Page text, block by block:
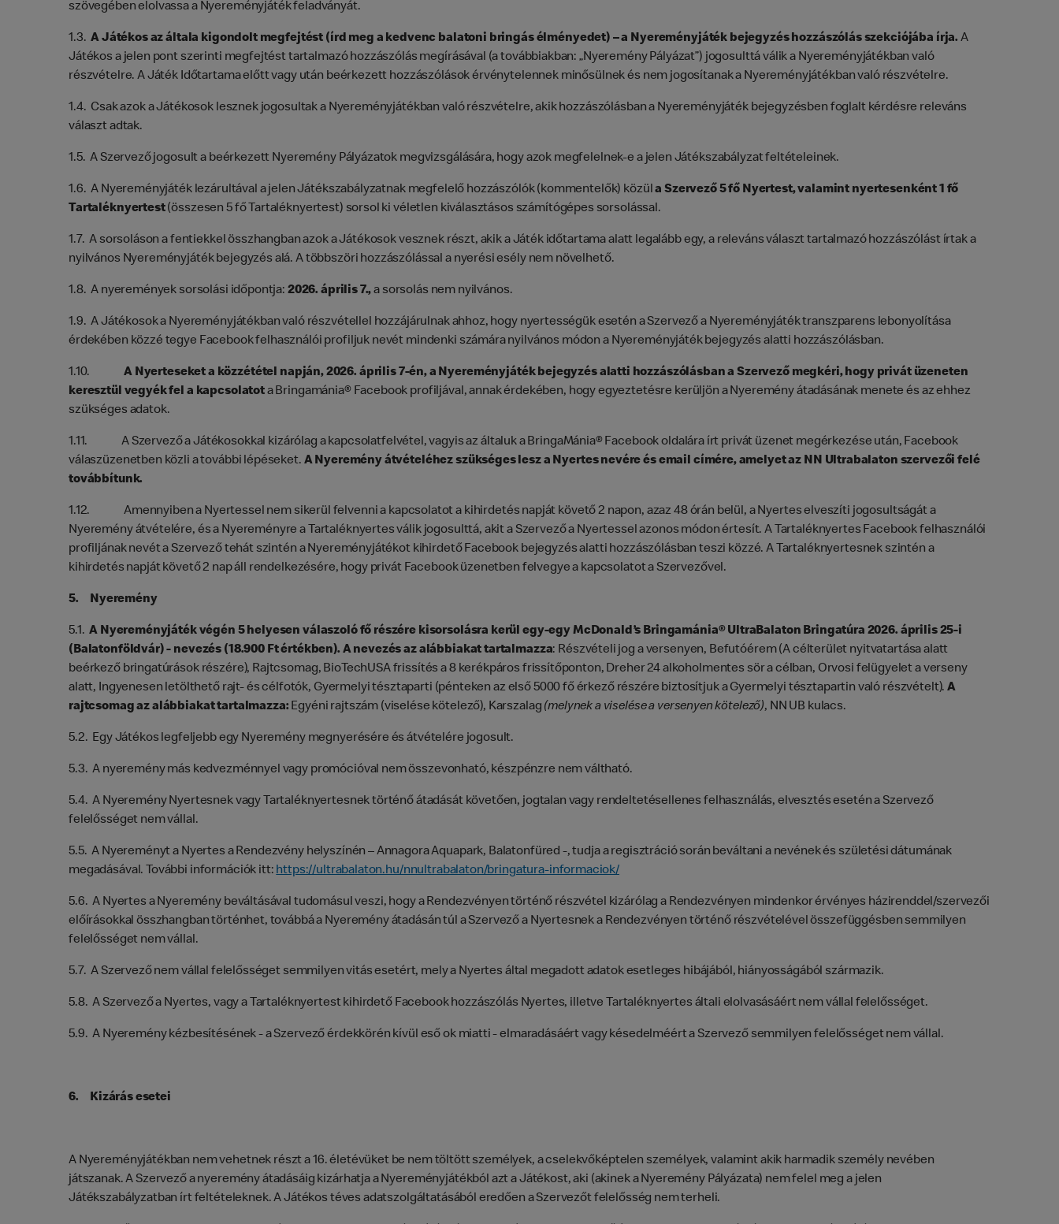
szövegében elolvassa a Nyereményjáték feladványát.
1.3.A Játékos az általa kigondolt megfejtést (írd meg a kedvenc balatoni bringás élményedet) – a Nyereményjáték bejegyzés hozzászólás szekciójába írja. A
Játékos a jelen pont szerinti megfejtést tartalmazó hozzászólás megírásával (a továbbiakban: „Nyeremény Pályázat”) jogosulttá válik a Nyereményjátékban való
részvételre. A Játék Időtartama előtt vagy után beérkezett hozzászólások érvénytelennek minősülnek és nem jogosítanak a Nyereményjátékban való részvételre.
1.4. Csak azok a Játékosok lesznek jogosultak a Nyereményjátékban való részvételre, akik hozzászólásban a Nyereményjáték bejegyzésben foglalt kérdésre releváns
választ adtak.
1.5. A Szervező jogosult a beérkezett Nyeremény Pályázatok megvizsgálására, hogy azok megfelelnek-e a jelen Játékszabályzat feltételeinek.
1.6. A Nyereményjáték lezárultával a jelen Játékszabályzatnak megfelelő hozzászólók (kommentelők) közüla Szervező 5 fő Nyertest, valamint nyertesenként 1 fő
Tartaléknyertest(összesen 5 fő Tartaléknyertest) sorsol ki véletlen kiválasztásos számítógépes sorsolással.
1.7. A sorsoláson a fentiekkel összhangban azok a Játékosok vesznek részt, akik a Játék időtartama alatt legalább egy, a releváns választ tartalmazó hozzászólást írtak a
nyilvános Nyereményjáték bejegyzés alá. A többszöri hozzászólással a nyerési esély nem növelhető.
1.8. A nyeremények sorsolási időpontja: 2026. április 7.,a sorsolás nem nyilvános.
1.9. A Játékosok a Nyereményjátékban való részvétellel hozzájárulnak ahhoz, hogy nyertességük esetén a Szervező a Nyereményjáték transzparens lebonyolítása
érdekében közzé tegye Facebook felhasználói profiljuk nevét mindenki számára nyilvános módon a Nyereményjáték bejegyzés alatti hozzászólásban.
1.10. A Nyerteseket a közzététel napján, 2026. április 7-én, a Nyereményjáték bejegyzés alatti hozzászólásban a Szervező megkéri, hogy privát üzeneten
keresztül vegyék fel a kapcsolatota Bringamánia® Facebook profiljával, annak érdekében, hogy egyeztetésre kerüljön a Nyeremény átadásának menete és az ehhez
szükséges adatok.
1.11. A Szervező a Játékosokkal kizárólag a kapcsolatfelvétel, vagyis az általuk a BringaMánia® Facebook oldalára írt privát üzenet megérkezése után, Facebook
válaszüzenetben közli a további lépéseket. A Nyeremény átvételéhez szükséges lesz a Nyertes nevére és email címére, amelyet az NN Ultrabalaton szervezői felé
továbbítunk.
1.12. Amennyiben a Nyertessel nem sikerül felvenni a kapcsolatot a kihirdetés napját követő 2 napon, azaz 48 órán belül, a Nyertes elveszíti jogosultságát a
Nyeremény átvételére, és a Nyereményre a Tartaléknyertes válik jogosulttá, akit a Szervező a Nyertessel azonos módon értesít. A Tartaléknyertes Facebook felhasználói
profiljának nevét a Szervező tehát szintén a Nyereményjátékot kihirdető Facebook bejegyzés alatti hozzászólásban teszi közzé. A Tartaléknyertesnek szintén a
kihirdetés napját követő 2 nap áll rendelkezésére, hogy privát Facebook üzenetben felvegye a kapcsolatot a Szervezővel.
5. Nyeremény
5.1.A Nyereményjáték végén 5 helyesen válaszoló fő részére kisorsolásra kerül egy-egy McDonald’s Bringamánia® UltraBalaton Bringatúra 2026. április 25-i
(Balatonföldvár) - nevezés (18.900 Ft értékben). A nevezés az alábbiakat tartalmazza: Részvételi jog a versenyen, Befutóérem (A célterület nyitvatartása alatt
beérkező bringatúrások részére), Rajtcsomag, BioTechUSA frissítés a 8 kerékpáros frissítőponton, Dreher 24 alkoholmentes sör a célban, Orvosi felügyelet a verseny
alatt, Ingyenesen letölthető rajt- és célfotók, Gyermelyi tésztaparti (pénteken az első 5000 fő érkező részére biztosítjuk a Gyermelyi tésztapartin való részvételt).A
rajtcsomag az alábbiakat tartalmazza: Egyéni rajtszám (viselése kötelező), Karszalag (melynek a viselése a versenyen kötelező), NN UB kulacs.
5.2. Egy Játékos legfeljebb egy Nyeremény megnyerésére és átvételére jogosult.
5.3. A nyeremény más kedvezménnyel vagy promócióval nem összevonható, készpénzre nem váltható.
5.4. A Nyeremény Nyertesnek vagy Tartaléknyertesnek történő átadását követően, jogtalan vagy rendeltetésellenes felhasználás, elvesztés esetén a Szervező
felelősséget nem vállal.
5.5. A Nyereményt a Nyertes a Rendezvény helyszínén – Annagora Aquapark, Balatonfüred -, tudja a regisztráció során beváltani a nevének és születési dátumának
megadásával. További információk itt: https://ultrabalaton.hu/nnultrabalaton/bringatura-informaciok/
5.6. A Nyertes a Nyeremény beváltásával tudomásul veszi, hogy a Rendezvényen történő részvétel kizárólag a Rendezvényen mindenkor érvényes házirenddel/szervezői
előírásokkal összhangban történhet, továbbá a Nyeremény átadásán túl a Szervező a Nyertesnek a Rendezvényen történő részvételével összefüggésben semmilyen
felelősséget nem vállal.
5.7. A Szervező nem vállal felelősséget semmilyen vitás esetért, mely a Nyertes által megadott adatok esetleges hibájából, hiányosságából származik.
5.8. A Szervező a Nyertes, vagy a Tartaléknyertest kihirdető Facebook hozzászólás Nyertes, illetve Tartaléknyertes általi elolvasásáért nem vállal felelősséget.
5.9. A Nyeremény kézbesítésének - a Szervező érdekkörén kívül eső ok miatti - elmaradásáért vagy késedelméért a Szervező semmilyen felelősséget nem vállal.
6. Kizárás esetei
A Nyereményjátékban nem vehetnek részt a 16. életévüket be nem töltött személyek, a cselekvőképtelen személyek, valamint akik harmadik személy nevében
játszanak. A Szervező a nyeremény átadásáig kizárhatja a Nyereményjátékból azt a Játékost, aki (akinek a Nyeremény Pályázata) nem felel meg a jelen
Játékszabályzatban írt feltételeknek. A Játékos téves adatszolgáltatásából eredően a Szervezőt felelősség nem terheli.